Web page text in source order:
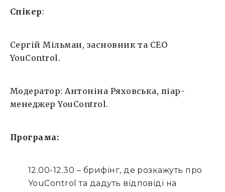
Спікер:
Сергій Мільман, засновник та СЕО
YouControl.
Модератор: Антоніна Ряховська, піар-
менеджер YouControl.
Програма:
12.00-12.30 – брифінг, де розкажуть про
YouControl та дадуть відповіді на